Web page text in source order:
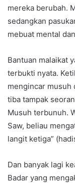
mereka berubah.
sedangkan
mebuat mental
Bantuan malaikat
terbukti nyata.
mengincar musuh
tiba tampak
Musuh terbunuh.
Saw, beliau
langit ketiga”
Dan banyak lagi
Badar yang